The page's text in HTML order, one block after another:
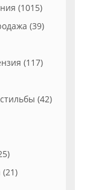
(1015)
(39)
(117)
(42)